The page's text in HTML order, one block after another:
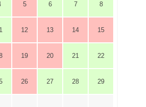
5 6 7 8
12 13 14 15
19 20 21 22
26 27 28 29